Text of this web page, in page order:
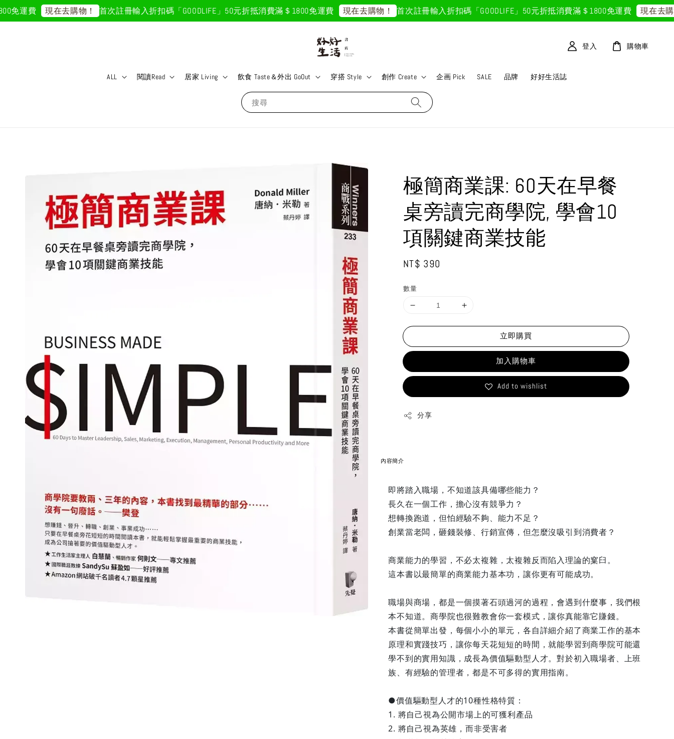
運費 現在去購物！ 首次註冊輸入折扣碼「GOODLIFE」50元折抵消費滿＄1800免運費 現在去購物！ 首次註冊輸入折扣碼「GOODLIFE」50元折抵消費滿＄1800免運費 現在去購物
搜尋
ALL 閱讀Read 居家 Living 飲食 Taste＆外出 GoOut 穿搭 Style 創作 Create 企画 Pick SALE 品牌 好好生活誌
登入 購物車
極簡商業課: 60天在早餐
桌旁讀完商學院, 學會10
項關鍵商業技能
Regular
NT$ 390
數量
立即購買
加入購物車
Add to wishlist
分享
內容簡介
即將踏入職場，不知道該具備哪些能力？
長久在一個工作，擔心沒有競爭力？
想轉換跑道，但怕經驗不夠、能力不足？
創業當老闆，砸錢裝修、行銷宣傳，但怎麼沒吸引到消費者？
商業能力的學習，不必太複雜，太複雜反而陷入理論的窠臼。
這本書以最簡單的商業能力基本功，讓你更有可能成功。
職場與商場，都是一個摸著石頭過河的過程，會遇到什麼事，我們根
本不知道。商學院也很難教會你一套模式，讓你真能靠它賺錢。
本書從簡單出發，每個小小的單元，各自詳細介紹了商業工作的基本
原理和實踐技巧，讓你每天花短短的時間，就能學習到商學院可能還
學不到的實用知識，成長為價值驅動型人才。對於初入職場者、上班
族、有經驗的管理者，都是不可多得的實用指南。
●價值驅動型人才的10種性格特質：
1. 將自己視為公開市場上的可獲利產品
2. 將自己視為英雄，而非受害者